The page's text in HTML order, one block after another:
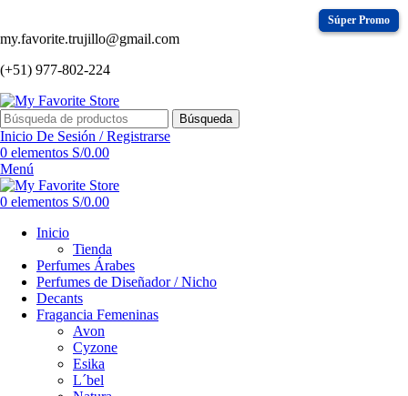
my.favorite.trujillo@gmail.com
(+51) 977-802-224
Búsqueda
Inicio De Sesión / Registrarse
0 elementos S/0.00
Menú
0 elementos S/0.00
Inicio
Tienda
Perfumes Árabes
Perfumes de Diseñador / Nicho
Decants
Fragancia Femeninas
Avon
Cyzone
Esika
L´bel